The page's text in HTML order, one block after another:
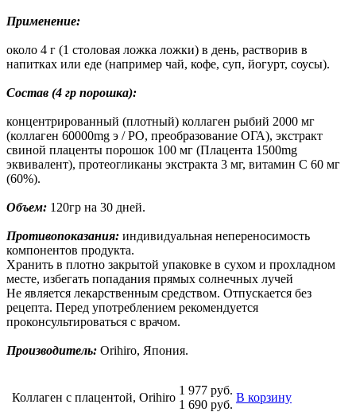
Применение:
около 4 г (1 столовая ложка ложки) в день, растворив в
напитках или еде (например чай, кофе, суп, йогурт, соусы).
Состав (4 гр порошка):
концентрированный (плотный) коллаген рыбий 2000 мг
(коллаген 60000mg э / РО, преобразование ОГА), экстракт
свиной плаценты порошок 100 мг (Плацента 1500mg
эквивалент), протеогликаны экстракта 3 мг, витамин С 60 мг
(60%).
Объем: 120гр на 30 дней.
Противопоказания: индивидуальная непереносимость
компонентов продукта.
Хранить в плотно закрытой упаковке в сухом и прохладном
месте, избегать попадания прямых солнечных лучей
Не является лекарственным средством. Отпускается без
рецепта. Перед употреблением рекомендуется
проконсультироваться с врачом.
Производитель: Orihiro, Япония.
Коллаген с плацентой, Orihiro
1 977 руб.
1 690 руб.
В корзину